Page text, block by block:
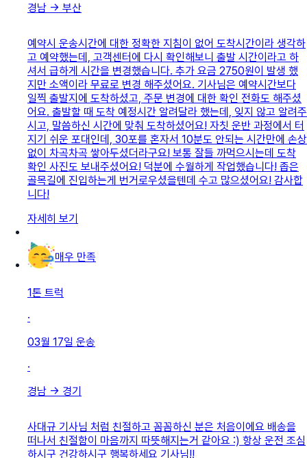
경남 → 부산
예약시 운송시간에 대한 정확한 지침이 없어 도착시간이라 생각하
고 예약했는데, 고객센터에 다시 확인해보니 출발 시간이라고 하
셔서 급하게 시간을 변경했습니다. 추가 요금 2750원이 발생 했
지만 소액이라 무료로 변경 해주셨어요. 기사님은 예약시간보다
일찍 출발지에 도착하셨고, 주문 변경에 대한 확인 전화도 해주셨
어요. 출발할 때 도착 예정시간 알려달라 했는데, 잊지 않고 알려주
시고, 말씀하신 시간에 맞춰 도착하셨어요! 자칫 운반 과정에서 터
지기 쉬운 포대인데, 30포를 혼자서 10분도 안되는 시간만에 손상
없이 차곡차곡 쌓아두셨더라구요! 보통 잘들 까먹으시는데 도착
확인 사진도 보내주셨어요! 덕분에 수월하게 작업했습니다! 좁은
골목길에 진입하는게 번거로우셨을텐데 수고 많으셨어요! 감사합
니다!
자세히 보기
매우 만족
1톤 트럭
·
03월 17일 운송
·
경남 → 경기
사대규 기사님 처럼 친절하고 꼼꼼하신 분은 처음이에요 배송을
떠나서 친절함이 마음까지 따뜻해지는거 같아요 :) 항상 운전 조심
하시구 건강하시구 행복하세요 기사님!!